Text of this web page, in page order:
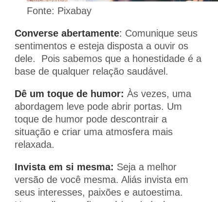
Fonte: Pixabay
Converse abertamente: Comunique seus
sentimentos e esteja disposta a ouvir os
dele. Pois sabemos que a honestidade é a
base de qualquer relação saudável.
Dê um toque de humor: Às vezes, uma
abordagem leve pode abrir portas. Um
toque de humor pode descontrair a
situação e criar uma atmosfera mais
relaxada.
Invista em si mesma: Seja a melhor
versão de você mesma. Aliás invista em
seus interesses, paixões e autoestima.